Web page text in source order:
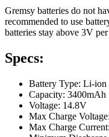
Gremsy batteries do not
recommended to use
batteries stay above 3V
Specs:
Battery Type: Li-ion
Capacity: 3400mAh
Voltage: 14.8V
Max Charge
Max Charge